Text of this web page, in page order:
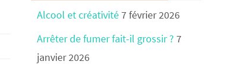
Alcool et créativité7 février 2026
Arrêter de fumer fait-il grossir ? 7
janvier 2026